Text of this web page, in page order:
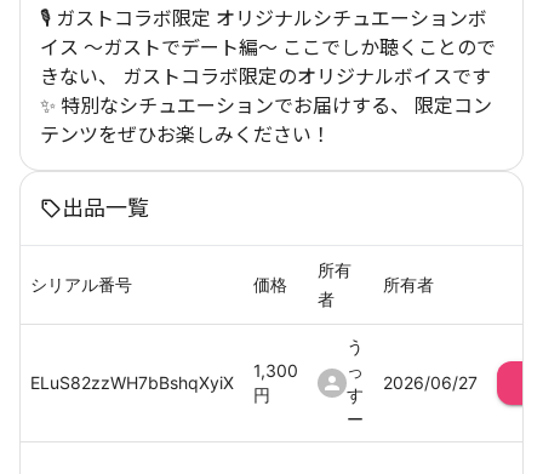
🎙️ ガストコラボ限定 オリジナルシチュエーションボ
イス ～ガストでデート編～ ここでしか聴くことので
きない、 ガストコラボ限定のオリジナルボイスです
✨ 特別なシチュエーションでお届けする、 限定コン
テンツをぜひお楽しみください！
出品一覧
シリアル番号 価格
所有
者
所有者
ELuS82zzWH7bBshqXyiX
1,300
円
う
っ
す
ー
2026/06/27